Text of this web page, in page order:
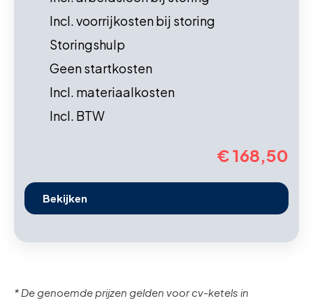
Incl. voorrijkosten bij storing
Storingshulp
Geen startkosten
Incl. materiaalkosten
Incl. BTW
€ 168,50
Bekijken
* De genoemde prijzen gelden voor cv-ketels in